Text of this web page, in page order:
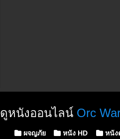
ดูหนังออนไลน์ Orc
Posted in
ผจญภัย หนัง HD หนัง